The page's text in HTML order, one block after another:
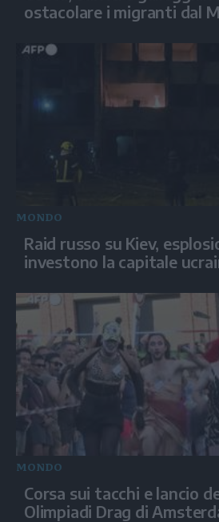
ostacolare i migranti dal
MONDO
Raid russo su Kiev,
investono la capitale
MONDO
Corsa sui tacchi e lancio
Olimpiadi Drag di